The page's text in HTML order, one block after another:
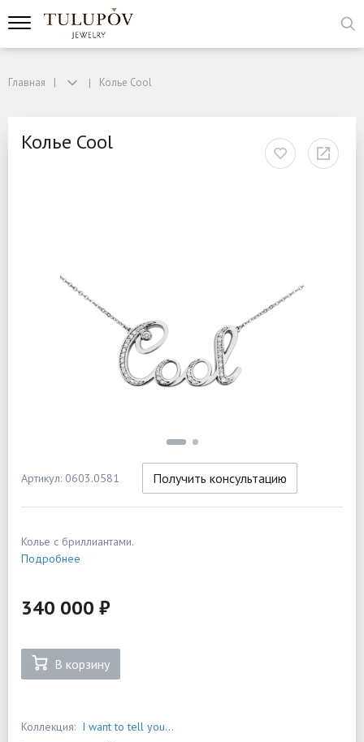
Главная Колье Cool
Колье Cool
Артикул: 0603.0581 Получить консультацию
Колье с бриллиантами.
Подробнее
340 000 ₽
В корзину
Коллекция: I want to tell you...